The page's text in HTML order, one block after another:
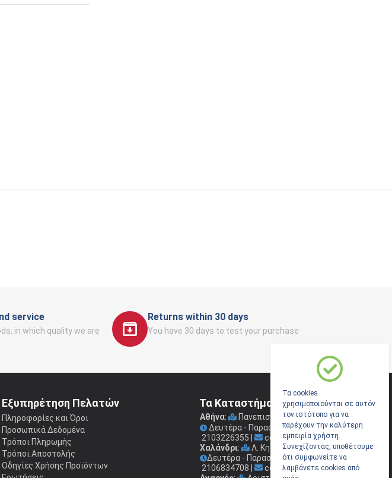
service
in which quality we are
Returns within 30 days
You have 30 days to test your purchase
Εξυπηρέτηση Πελατών
Πληροφορίες και Όροι
Προσωπικά Δεδομένα
Τρόποι Πληρωμής
Τρόποι Αποστολής
Οδηγίες Χρήσης Προϊόντων
Τα Καταστήματα μας
Αθήνα: Πανεπιστημίου 41(Στοά Νικολούδη)
Δευτέρα - Παρασκευή: 09.00 - 17.00
2103226355
coconis1@coconis.gr
Χαλάνδρι:
Λ. Κηφισίας 264
Δευτέρα - Παρασκευή: 09.00 - 17.00
2106834708
coconis2@coconis.gr
Τα cookies
χρησιμοποιούνται σε αυτόν
τον ιστότοπο για να
παρέχουν την καλύτερη
εμπειρία χρήστη.
Συνεχίζοντας, υποθέτουμε
ότι συμφωνείτε να
λαμβάνετε cookies από